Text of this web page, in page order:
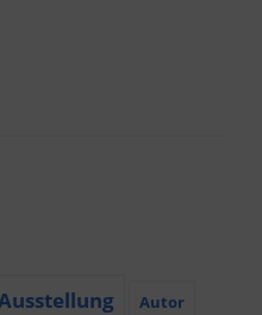
Autor